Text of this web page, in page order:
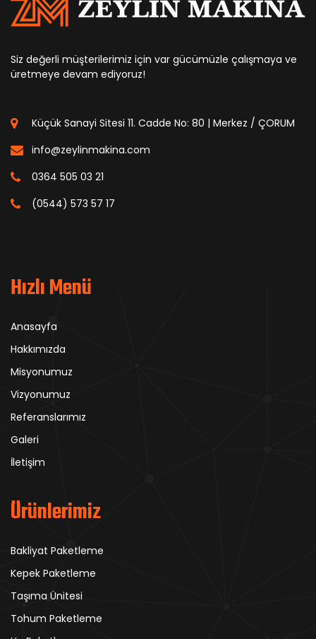
Siz değerli müşterilerimiz için var gücümüzle çalışmaya ve
üretmeye devam ediyoruz!
Küçük Sanayi Sitesi 11. Cadde No: 80 | Merkez / ÇORUM
info@zeylinmakina.com
0364 505 03 21
(0544) 573 57 17
Hızlı Menü
Anasayfa
Hakkımızda
Misyonumuz
Vizyonumuz
Referanslarımız
Galeri
İletişim
Ürünlerimiz
Bakliyat Paketleme
Kepek Paketleme
Taşıma Ünitesi
Tohum Paketleme